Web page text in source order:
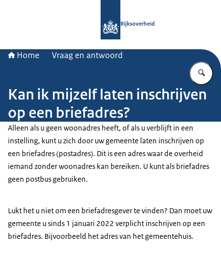
Rijksoverheid
Home Vraag en antwoord
Kan ik mijzelf laten inschrijven
op een briefadres?
Alleen als u geen woonadres heeft, of als u verblijft in een
instelling, kunt u zich door uw gemeente laten inschrijven op
een briefadres (postadres). Dit is een adres waar de overheid
iemand zonder woonadres kan bereiken. U kunt als briefadres
geen postbus gebruiken.
Lukt het u niet om een briefadresgever te vinden? Dan moet uw
gemeente u sinds 1 januari 2022 verplicht inschrijven op een
briefadres. Bijvoorbeeld het adres van het gemeentehuis.